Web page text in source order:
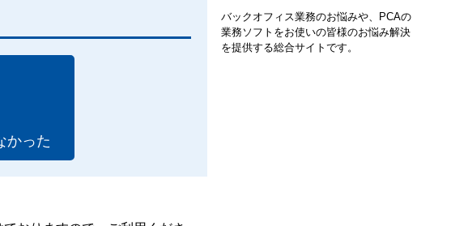
バックオフィス業務のお悩みや、PCAの
業務ソフトをお使いの皆様のお悩み解決
を提供する総合サイトです。
かった